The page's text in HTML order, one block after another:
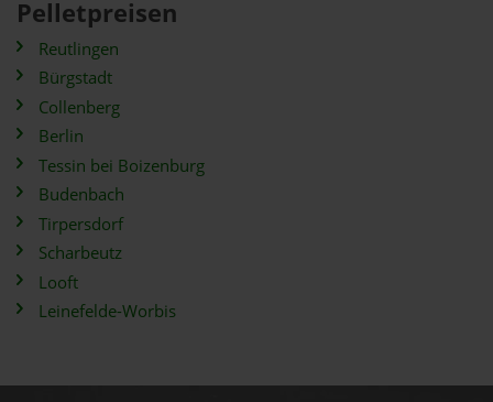
Pelletpreisen
Reutlingen
Bürgstadt
Collenberg
Berlin
Tessin bei Boizenburg
Budenbach
Tirpersdorf
Scharbeutz
Looft
Leinefelde-Worbis